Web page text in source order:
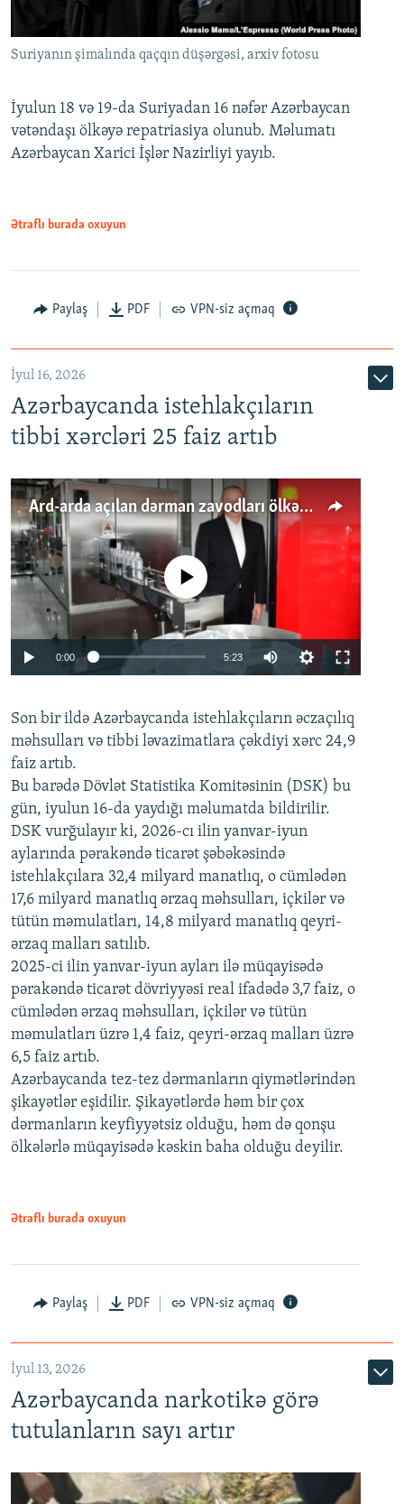
Suriyanın şimalında qaçqın düşərgəsi, arxiv fotosu
İyulun 18 və 19-da Suriyadan 16 nəfər Azərbaycan
vətəndaşı ölkəyə repatriasiya olunub. Məlumatı
Azərbaycan Xarici İşlər Nazirliyi yayıb.
Ətraflı burada oxuyun
Paylaş PDF VPN-siz açmaq
İyul 16, 2026
Azərbaycanda istehlakçıların
tibbi xərcləri 25 faiz artıb
Ard-arda açılan dərman zavodları ölkənin tələbatını ödəyirmi?
Auto 240p 360p 480p
720p 1080p
No media source currently available
0:00 5:23
360p
480p
720p
1080p
Son bir ildə Azərbaycanda istehlakçıların əczaçılıq
məhsulları və tibbi ləvazimatlara çəkdiyi xərc 24,9
faiz artıb.
Bu barədə Dövlət Statistika Komitəsinin (DSK) bu
gün, iyulun 16-da yaydığı məlumatda bildirilir.
DSK vurğulayır ki, 2026-cı ilin yanvar-iyun
aylarında pərakəndə ticarət şəbəkəsində
istehlakçılara 32,4 milyard manatlıq, o cümlədən
17,6 milyard manatlıq ərzaq məhsulları, içkilər və
tütün məmulatları, 14,8 milyard manatlıq qeyri-
ərzaq malları satılıb.
2025-ci ilin yanvar-iyun ayları ilə müqayisədə
pərakəndə ticarət dövriyyəsi real ifadədə 3,7 faiz, o
cümlədən ərzaq məhsulları, içkilər və tütün
məmulatları üzrə 1,4 faiz, qeyri-ərzaq malları üzrə
6,5 faiz artıb.
Azərbaycanda tez-tez dərmanların qiymətlərindən
şikayətlər eşidilir. Şikayətlərdə həm bir çox
dərmanların keyfiyyətsiz olduğu, həm də qonşu
ölkələrlə müqayisədə kəskin baha olduğu deyilir.
Ətraflı burada oxuyun
Paylaş PDF VPN-siz açmaq
İyul 13, 2026
Azərbaycanda narkotikə görə
tutulanların sayı artır